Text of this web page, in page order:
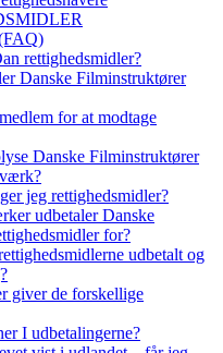
rettighedsmidler?
Danske Filminstruktører
for at modtage
Danske Filminstruktører
jeg rettighedsmidler?
udbetaler Danske
for?
udbetalt og
giver de forskellige
I udbetalingerne?